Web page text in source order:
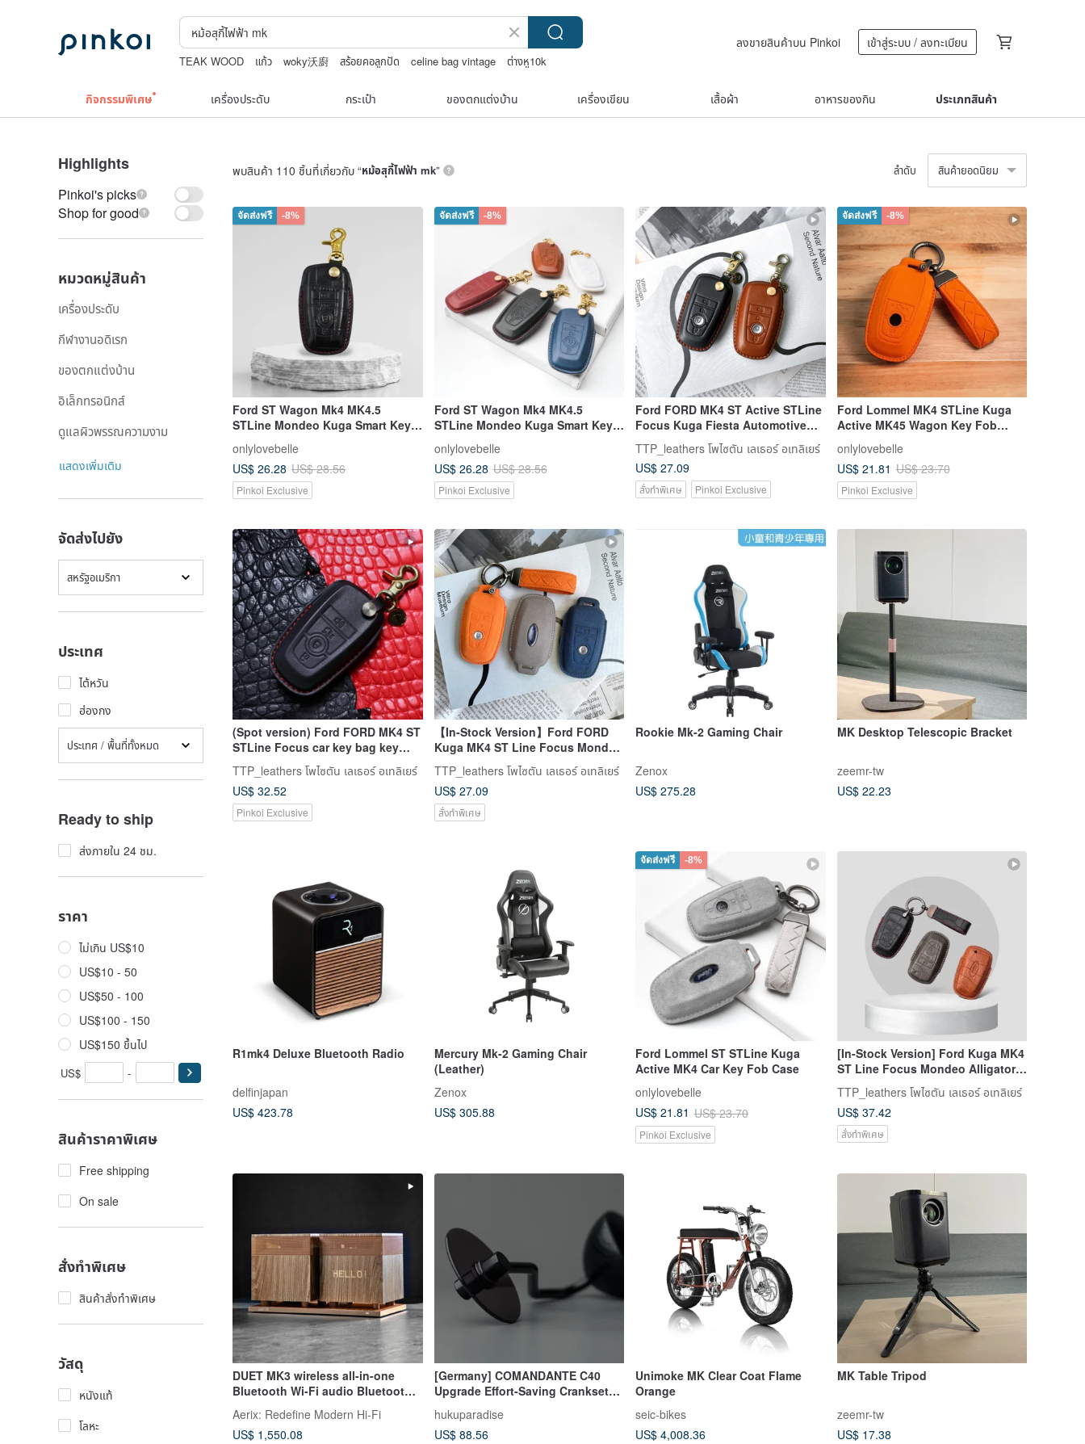
TEAK WOOD แก้ว woky沃廚 สร้อยคอลูกปัด celine bag vintage
ต่างหู10k
ลงขายสินค้าบน Pinkoi เข้าสู่ระบบ / ลงทะเบียน
กิจกรรมพิเศษ เครื่องประดับ กระเป๋า ของตกแต่งบ้าน เครื่องเขียน เสื้อผ้า อาหารของกิน ประเภทสินค้า
Highlights
Pinkoi's picks
Shop for good
หมวดหมู่สินค้า
เครื่องประดับ
กีฬางานอดิเรก
ของตกแต่งบ้าน
อิเล็กทรอนิกส์
ดูแลผิวพรรณความงาม
แสดงเพิ่มเติม
จัดส่งไปยัง
สหรัฐอเมริกา
ประเทศ
ไต้หวัน
ฮ่องกง
ประเทศ / พื้นที่ทั้งหมด
Ready to ship
ส่งภายใน 24 ชม.
ราคา
ไม่เกิน US$10
US$10 - 50
US$50 - 100
US$100 - 150
US$150 ขึ้นไป
US$ -
สินค้าราคาพิเศษ
Free shipping
On sale
สั่งทำพิเศษ
สินค้าสั่งทำพิเศษ
วัสดุ
หนังแท้
โลหะ
พบสินค้า 110 ชิ้นที่เกี่ยวกับ “หม้อสุกี้ไฟฟ้า mk” ลำดับ สินค้ายอดนิยม
จัดส่งฟรี -8%
Ford ST Wagon Mk4 MK4.5
STLine Mondeo Kuga Smart Key
onlylovebelle
US$ 26.28 US$ 28.56
Pinkoi Exclusive
จัดส่งฟรี -8%
Ford ST Wagon Mk4 MK4.5
STLine Mondeo Kuga Smart Key
onlylovebelle
US$ 26.28 US$ 28.56
Pinkoi Exclusive
Ford FORD MK4 ST Active STLine
Focus Kuga Fiesta Automotive
TTP_leathers โพไซตัน เลเธอร์ อเทลิเยร์
US$ 27.09
สั่งทำพิเศษ Pinkoi Exclusive
จัดส่งฟรี -8%
Ford Lommel MK4 STLine Kuga
Active MK45 Wagon Key Fob
onlylovebelle
US$ 21.81 US$ 23.70
Pinkoi Exclusive
(Spot version) Ford FORD MK4 ST
STLine Focus car key bag key
TTP_leathers โพไซตัน เลเธอร์ อเทลิเยร์
US$ 32.52
Pinkoi Exclusive
【In-Stock Version】Ford FORD
Kuga MK4 ST Line Focus Mondeo
Suede Leather Case
TTP_leathers โพไซตัน เลเธอร์ อเทลิเยร์
US$ 27.09
สั่งทำพิเศษ
Rookie Mk-2 Gaming Chair
Zenox
US$ 275.28
MK Desktop Telescopic Bracket
zeemr-tw
US$ 22.23
R1mk4 Deluxe Bluetooth Radio
delfinjapan
US$ 423.78
Mercury Mk-2 Gaming Chair
(Leather)
Zenox
US$ 305.88
จัดส่งฟรี -8%
Ford Lommel ST STLine Kuga
Active MK4 Car Key Fob Case
onlylovebelle
US$ 21.81 US$ 23.70
Pinkoi Exclusive
[In-Stock Version] Ford Kuga MK4
ST Line Focus Mondeo Alligator
Leather Case
TTP_leathers โพไซตัน เลเธอร์ อเทลิเยร์
US$ 37.42
สั่งทำพิเศษ
DUET MK3 wireless all-in-one
Bluetooth Wi-Fi audio Bluetooth
speaker Bluetooth speaker
Aerix: Redefine Modern Hi-Fi
US$ 1,550.08
[Germany] COMANDANTE C40
Upgrade Effort-Saving Crankset
(Black) MK3/MK4 Applicable
hukuparadise
US$ 88.56
Unimoke MK Clear Coat Flame
Orange
seic-bikes
US$ 4,008.36
MK Table Tripod
zeemr-tw
US$ 17.38